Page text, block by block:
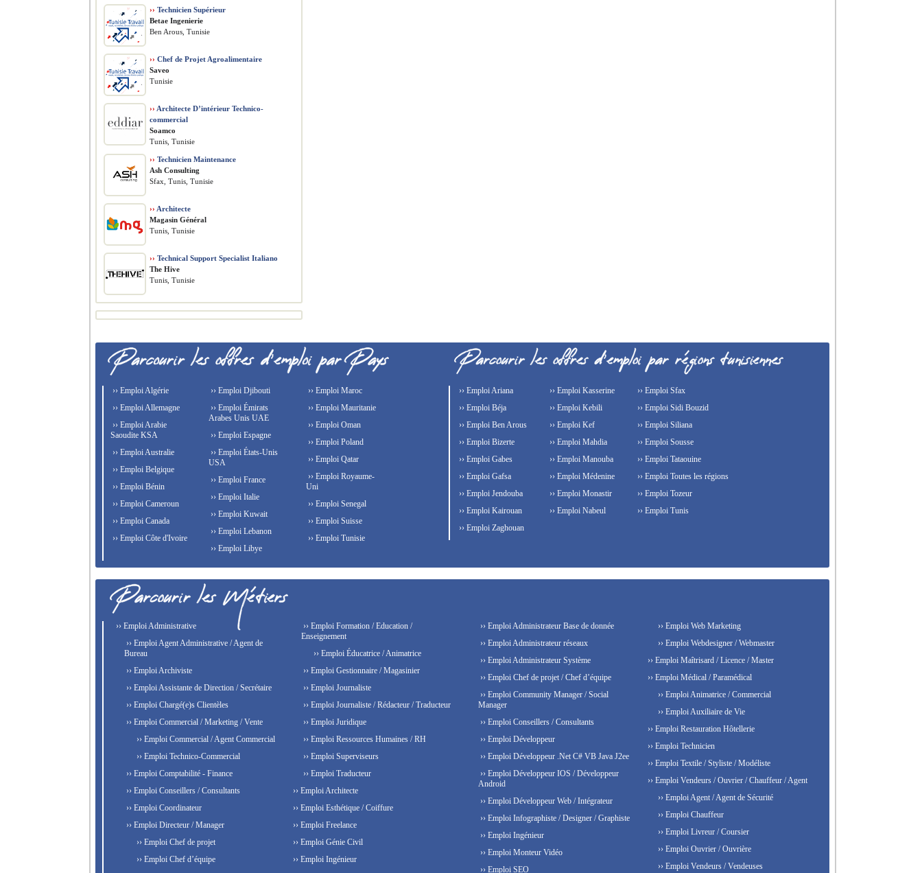
›› Technicien Supérieur
Betae Ingenierie
Ben Arous, Tunisie
›› Chef de Projet Agroalimentaire
Saveo
Tunisie
›› Architecte D’intérieur Technico-
commercial
Soamco
Tunis, Tunisie
›› Technicien Maintenance
Ash Consulting
Sfax, Tunis, Tunisie
›› Architecte
Magasin Général
Tunis, Tunisie
›› Technical Support Specialist Italiano
The Hive
Tunis, Tunisie
›› Emploi Algérie
›› Emploi Allemagne
›› Emploi Arabie
Saoudite KSA
›› Emploi Australie
›› Emploi Belgique
›› Emploi Bénin
›› Emploi Cameroun
›› Emploi Canada
›› Emploi Côte d'Ivoire
›› Emploi Djibouti
›› Emploi Émirats
Arabes Unis UAE
›› Emploi Espagne
›› Emploi États-Unis
USA
›› Emploi France
›› Emploi Italie
›› Emploi Kuwait
›› Emploi Lebanon
›› Emploi Libye
›› Emploi Maroc
›› Emploi Mauritanie
›› Emploi Oman
›› Emploi Poland
›› Emploi Qatar
›› Emploi Royaume-
Uni
›› Emploi Senegal
›› Emploi Suisse
›› Emploi Tunisie
›› Emploi Ariana
›› Emploi Béja
›› Emploi Ben Arous
›› Emploi Bizerte
›› Emploi Gabes
›› Emploi Gafsa
›› Emploi Jendouba
›› Emploi Kairouan
›› Emploi Kasserine
›› Emploi Kebili
›› Emploi Kef
›› Emploi Mahdia
›› Emploi Manouba
›› Emploi Médenine
›› Emploi Monastir
›› Emploi Nabeul
›› Emploi Sfax
›› Emploi Sidi Bouzid
›› Emploi Siliana
›› Emploi Sousse
›› Emploi Tataouine
›› Emploi Toutes les régions
›› Emploi Tozeur
›› Emploi Tunis
›› Emploi Zaghouan
›› Emploi Administrative
›› Emploi Agent Administrative / Agent de
Bureau
›› Emploi Archiviste
›› Emploi Assistante de Direction / Secrétaire
›› Emploi Chargé(e)s Clientèles
›› Emploi Commercial / Marketing / Vente
›› Emploi Commercial / Agent Commercial
›› Emploi Technico-Commercial
›› Emploi Comptabilité - Finance
›› Emploi Conseillers / Consultants
›› Emploi Coordinateur
›› Emploi Directeur / Manager
›› Emploi Chef de projet
›› Emploi Chef d’équipe
›› Emploi Formation / Education /
Enseignement
›› Emploi Éducatrice / Animatrice
›› Emploi Gestionnaire / Magasinier
›› Emploi Journaliste
›› Emploi Journaliste / Rédacteur / Traducteur
›› Emploi Juridique
›› Emploi Ressources Humaines / RH
›› Emploi Superviseurs
›› Emploi Traducteur
›› Emploi Architecte
›› Emploi Esthétique / Coiffure
›› Emploi Freelance
›› Emploi Génie Civil
›› Emploi Ingénieur
›› Emploi Administrateur Base de donnée
›› Emploi Administrateur réseaux
›› Emploi Administrateur Système
›› Emploi Chef de projet / Chef d’équipe
›› Emploi Community Manager / Social
Manager
›› Emploi Conseillers / Consultants
›› Emploi Développeur
›› Emploi Développeur .Net C# VB Java J2ee
›› Emploi Développeur IOS / Développeur
Android
›› Emploi Développeur Web / Intégrateur
›› Emploi Infographiste / Designer / Graphiste
›› Emploi Ingénieur
›› Emploi Monteur Vidéo
›› Emploi SEO
›› Emploi Web Marketing
›› Emploi Webdesigner / Webmaster
›› Emploi Maîtrisard / Licence / Master
›› Emploi Médical / Paramédical
›› Emploi Animatrice / Commercial
›› Emploi Auxiliaire de Vie
›› Emploi Restauration Hôtellerie
›› Emploi Technicien
›› Emploi Textile / Styliste / Modéliste
›› Emploi Vendeurs / Ouvrier / Chauffeur / Agent
›› Emploi Agent / Agent de Sécurité
›› Emploi Chauffeur
›› Emploi Livreur / Coursier
›› Emploi Ouvrier / Ouvrière
›› Emploi Vendeurs / Vendeuses